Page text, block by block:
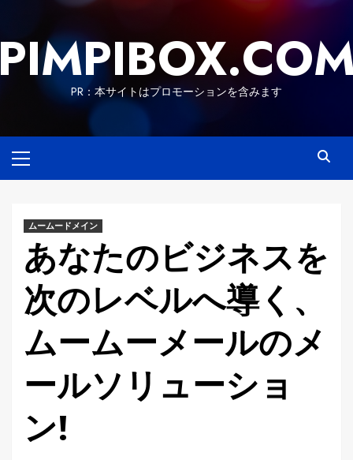
content
PR：本サイトはプロモーションを含みます
Menu
ムームードメイン
あなたのビジネスを
次のレベルへ導く、
ムームーメールのメ
ールソリューショ
ン!